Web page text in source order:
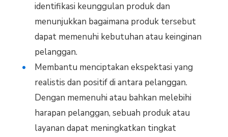
identifikasi keunggulan produk dan
menunjukkan bagaimana produk tersebut
dapat memenuhi kebutuhan atau keinginan
pelanggan.
Membantu menciptakan ekspektasi yang
realistis dan positif di antara pelanggan.
Dengan memenuhi atau bahkan melebihi
harapan pelanggan, sebuah produk atau
layanan dapat meningkatkan tingkat